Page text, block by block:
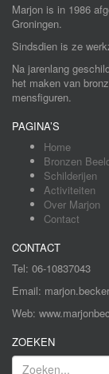
Marjon is in 1986
Groningen.
Sindsdien is ze
Na jarenlang
het maken van
mensfiguren.
PAGINA’S
Home
Bronzen
Schilderijen
Activiteiten
Over Marjon
Contact
CONTACT
Tel: 06-10837043
Email:
Web:
ZOEKEN